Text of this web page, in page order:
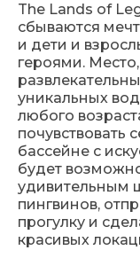
The Lands of
сбываются
и дети и
героями.
уникальных
любого
почувствовать
бассейне с
будет
удивительным
пингвинов,
прогулку и
красивых